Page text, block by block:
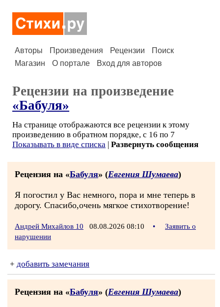
Авторы Произведения Рецензии
Поиск
Магазин
О портале Вход для авторов
Рецензии на произведение
«Бабуля»
На странице отображаются все рецензии к этому
произведению в обратном порядке, с 16 по 7
Показывать в виде списка | Развернуть сообщения
Рецензия на «Бабуля» (Евгения Шумаева)
Я погостил у Вас немного, пора и мне теперь в
дорогу. Спасибо,очень мягкое стихотворение!
Андрей Михайлов 10 08.08.2026 08:10 •
Заявить о
нарушении
+ добавить замечания
Рецензия на «Бабуля» (Евгения Шумаева)